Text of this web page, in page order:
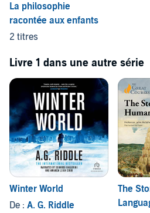
La philosophie
racontée aux enfants
2 titres
Livre 1 dans une autre série
Winter World
De : A. G. Riddle
The